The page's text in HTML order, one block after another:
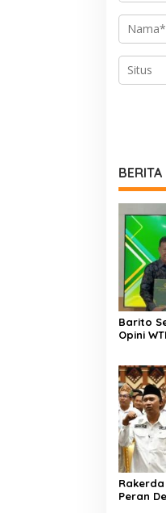
Barito
Opini
Rakerda
Peran